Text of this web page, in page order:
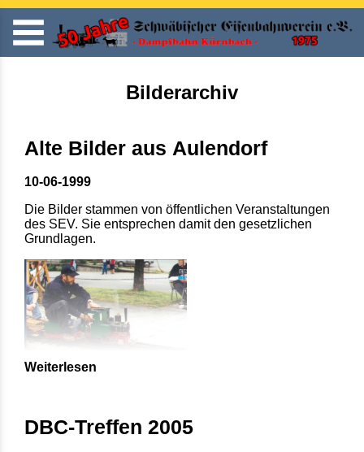
Bilderarchiv
Alte Bilder aus Aulendorf
10-06-1999
Die Bilder stammen von öffentlichen Veranstaltungen
des SEV. Sie entsprechen damit den gesetzlichen
Grundlagen.
Weiterlesen
DBC-Treffen 2005